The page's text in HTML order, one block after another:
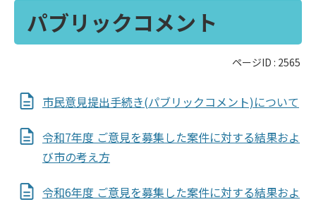
パブリックコメント
ページID : 2565
市民意見提出手続き(パブリックコメント)について
令和7年度 ご意見を募集した案件に対する結果およ
び市の考え方
令和6年度 ご意見を募集した案件に対する結果およ